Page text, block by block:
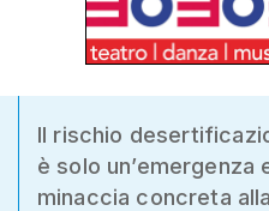
Il rischio
è solo un’emergenza
minaccia concreta